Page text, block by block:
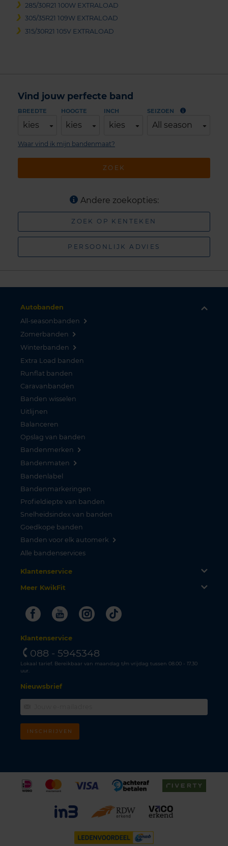
285/30R21 100W EXTRALOAD
305/35R21 109W EXTRALOAD
315/30R21 105V EXTRALOAD
Vind jouw perfecte band
BREEDTE
kies
HOOGTE
kies
INCH
kies
SEIZOEN
All season
ZOEK
Waar vind ik mijn bandenmaat?
Andere zoekopties:
ZOEK OP KENTEKEN
PERSOONLIJK ADVIES
Autobanden
All-seasonbanden
Zomerbanden
Winterbanden
Extra Load banden
Runflat banden
Caravanbanden
Banden wisselen
Uitlijnen
Balanceren
Opslag van banden
Bandenmerken
Bandenmaten
Bandenlabel
Bandenmarkeringen
Profieldiepte van banden
Snelheidsindex van banden
Goedkope banden
Banden voor elk automerk
Alle bandenservices
Klantenservice
Meer KwikFit
FacebookYoutubeInstagram
Tiktok
Klantenservice
088 - 5945348
Lokaal tarief. Bereikbaar van maandag t/m vrijdag tussen 08.00 - 17.30
uur.
Nieuwsbrief
INSCHRIJVEN